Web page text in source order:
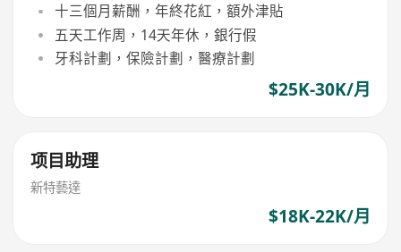
十三個月薪酬，年終花紅，額外津貼
五天工作周，14天年休，銀行假
牙科計劃，保險計劃，醫療計劃
$25K-30K/月
项目助理
新特藝達
$18K-22K/月